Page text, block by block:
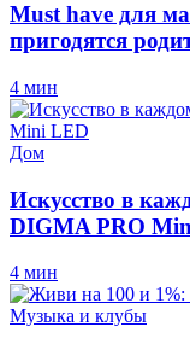
Must have для
пригодятся
4 мин
Дом
Искусство в
DIGMA PRO
4 мин
Музыка и клубы